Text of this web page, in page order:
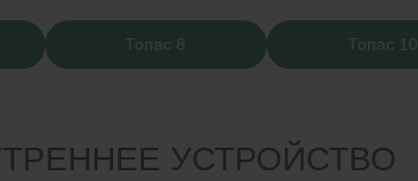
Топас 8 Топас 10
УСТРОЙСТВО